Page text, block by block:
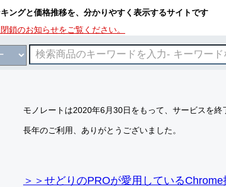
ングと価格推移を、分かりやすく表示するサイトです
鎖のお知らせをご覧ください。
モノレートは2020年6月30日をもって、サービスを終
長年のご利用、ありがとうございました。
＞＞せどりのPROが愛用している